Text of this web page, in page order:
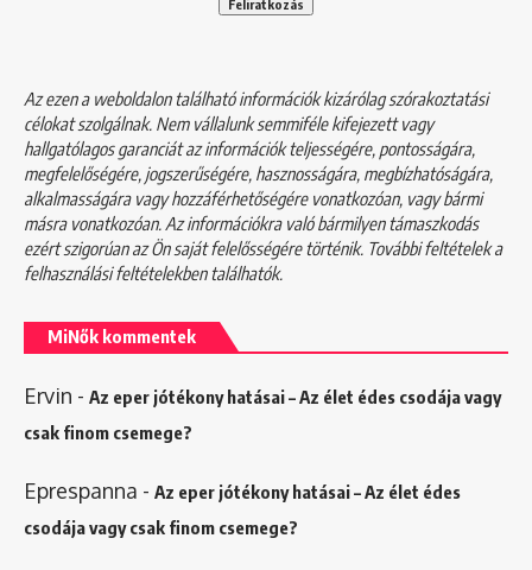
Az ezen a weboldalon található információk kizárólag szórakoztatási
célokat szolgálnak. Nem vállalunk semmiféle kifejezett vagy
hallgatólagos garanciát az információk teljességére, pontosságára,
megfelelőségére, jogszerűségére, hasznosságára, megbízhatóságára,
alkalmasságára vagy hozzáférhetőségére vonatkozóan, vagy bármi
másra vonatkozóan. Az információkra való bármilyen támaszkodás
ezért szigorúan az Ön saját felelősségére történik. További feltételek a
felhasználási feltételekbentalálhatók.
MiNők kommentek
Ervin - Az eper jótékony hatásai – Az élet édes csodája vagy
csak finom csemege?
Eprespanna - Az eper jótékony hatásai – Az élet édes
csodája vagy csak finom csemege?